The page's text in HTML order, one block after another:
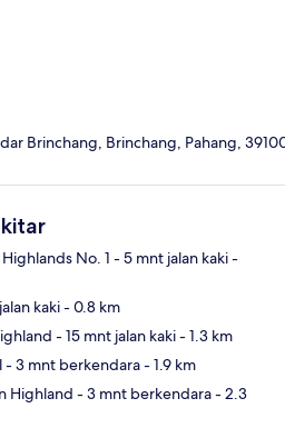
Brinchang, Brinchang, Pahang,
No. 1 - 5 mnt jalan kaki-
kaki- 0.8 km
- 15 mnt jalan kaki- 1.3 km
- 3 mnt berkendara- 1.9 km
Highland - 3 mnt berkendara- 2.3